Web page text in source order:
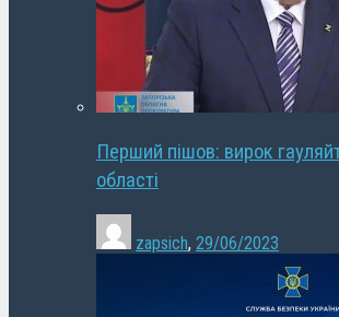
Перший пішов: вирок
області
zapsich, 29/06/2023